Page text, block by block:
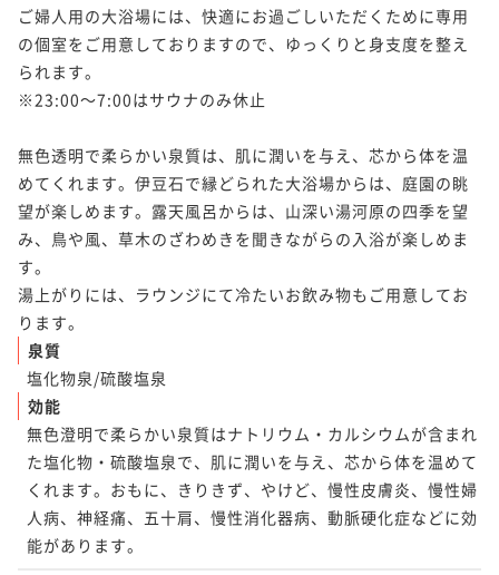
ご婦人用の大浴場には、快適にお過ごしいただくために専用
の個室をご用意しておりますので、ゆっくりと身支度を整え
られます。
※23:00～7:00はサウナのみ休止
無色透明で柔らかい泉質は、肌に潤いを与え、芯から体を温
めてくれます。伊豆石で縁どられた大浴場からは、庭園の眺
望が楽しめます。露天風呂からは、山深い湯河原の四季を望
み、鳥や風、草木のざわめきを聞きながらの入浴が楽しめま
す。
湯上がりには、ラウンジにて冷たいお飲み物もご用意してお
泉質
塩化物泉/硫酸塩泉
効能
無色澄明で柔らかい泉質はナトリウム・カルシウムが含まれ
た塩化物・硫酸塩泉で、肌に潤いを与え、芯から体を温めて
くれます。おもに、きりきず、やけど、慢性皮膚炎、慢性婦
人病、神経痛、五十肩、慢性消化器病、動脈硬化症などに効
能があります。